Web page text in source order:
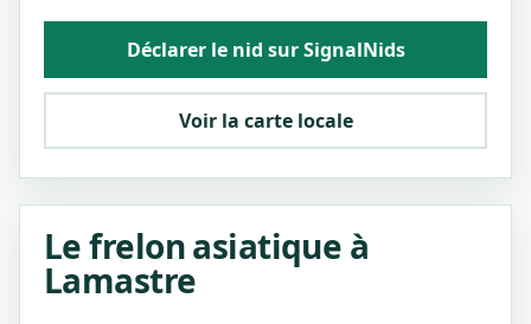
Déclarer le nid sur SignalNids
Voir la carte locale
Le frelon asiatique à
Lamastre